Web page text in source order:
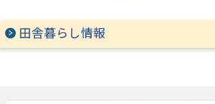
田舎暮らし情報